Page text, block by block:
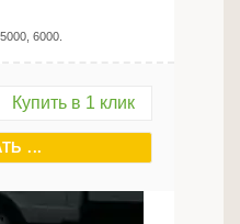
6000
Купить в 1 клик
...